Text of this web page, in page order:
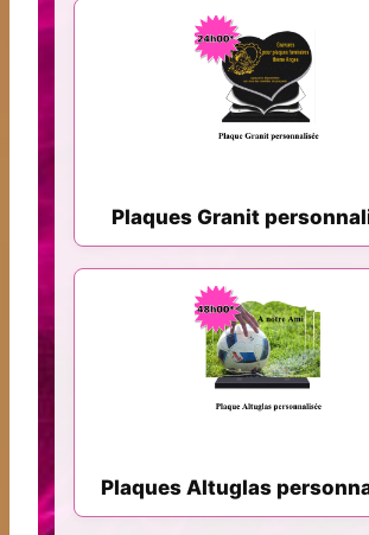
Plaques Granit
Plaques Altuglas